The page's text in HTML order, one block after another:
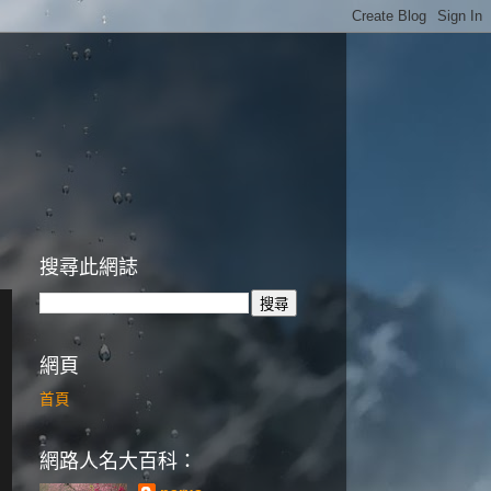
搜尋此網誌
網頁
首頁
網路人名大百科：